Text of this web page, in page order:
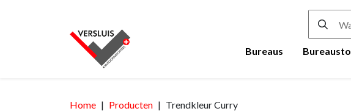
Bureaus
Home Producten Trendkleur Curry